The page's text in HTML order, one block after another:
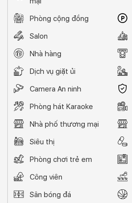
Phòng cộng đồng
Salon
Nhà hàng
Dịch vụ giặt ủi
Camera An ninh
Phòng hát Karaoke
Nhà phố thương mại
Siêu thị
Phòng chơi trẻ em
Công viên
Sân bóng đá